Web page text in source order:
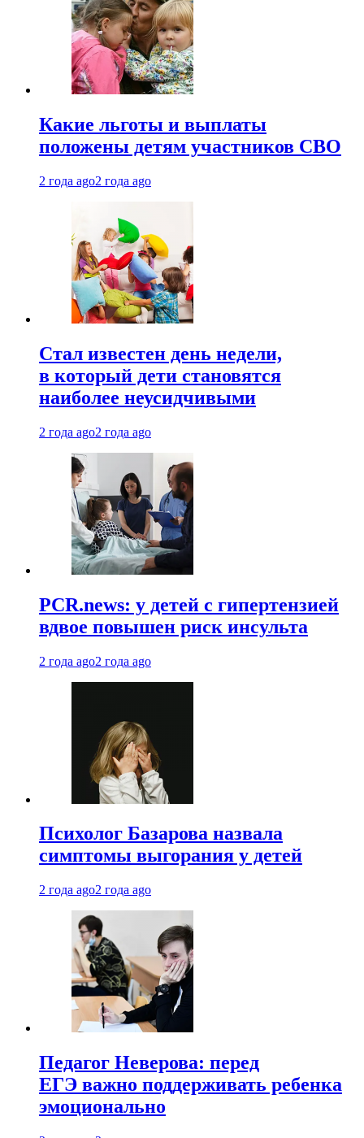
Какие льготы и выплаты
положены детям участников СВО
2 года ago2 года ago
Стал известен день недели,
в который дети становятся
наиболее неусидчивыми
2 года ago2 года ago
PCR.news: у детей с гипертензией
вдвое повышен риск инсульта
2 года ago2 года ago
Психолог Базарова назвала
симптомы выгорания у детей
2 года ago2 года ago
Педагог Неверова: перед
ЕГЭ важно поддерживать ребенка
эмоционально